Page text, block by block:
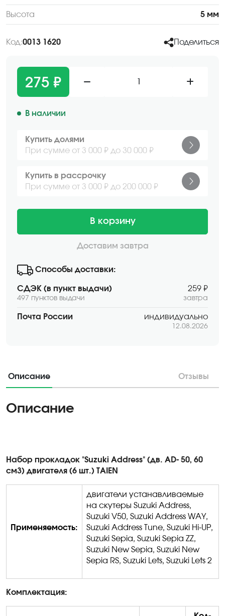
Высота 5 мм
Код:0013 1620 Поделиться
275 ₽
В наличии
Купить долями
При сумме от 3 000 ₽ до 30 000 ₽
Купить в рассрочку
При сумме от 3 000 ₽ до 200 000 ₽
В корзину
Доставим завтра
Способы доставки:
СДЭК (в пункт выдачи)
497 пунктов выдачи
259 ₽
завтра
Почта России индивидуально
12.08.2026
Описание Отзывы
Описание
Набор прокладок "Suzuki Address" (дв. AD- 50, 60
см3) двигателя (6 шт.) TAIEN
Применяемость:
двигатели устанавливаемые
на скутеры Suzuki Address,
Suzuki V50, Suzuki Address WAY,
Suzuki Address Tune, Suzuki Hi-UP,
Suzuki Sepia, Suzuki Sepia ZZ,
Suzuki New Sepia, Suzuki New
Sepia RS, Suzuki Lets, Suzuki Lets 2
Комплектация: